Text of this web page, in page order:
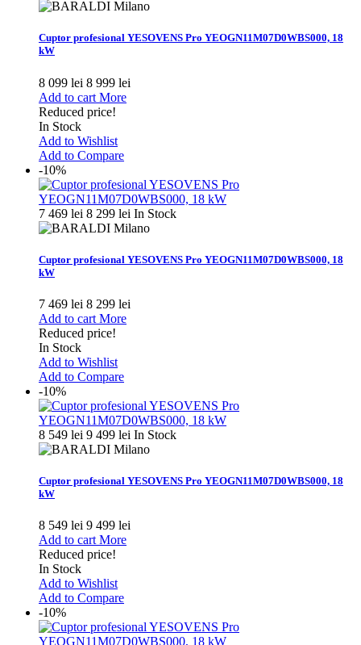
Cuptor profesional YESOVENS Pro YEOGN11M07D0WBS000, 18
kW
8 099 lei 8 999 lei
Add to cart More
Reduced price!
In Stock
Add to Wishlist
Add to Compare
-10%
7 469 lei 8 299 lei In Stock
Cuptor profesional YESOVENS Pro YEOGN11M07D0WBS000, 18
kW
7 469 lei 8 299 lei
Add to cart More
Reduced price!
In Stock
Add to Wishlist
Add to Compare
-10%
8 549 lei 9 499 lei In Stock
Cuptor profesional YESOVENS Pro YEOGN11M07D0WBS000, 18
kW
8 549 lei 9 499 lei
Add to cart More
Reduced price!
In Stock
Add to Wishlist
Add to Compare
-10%